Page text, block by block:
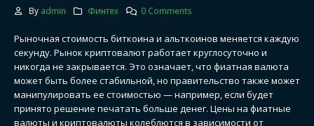
By admin Финтех 0 Comments
Рыночная стоимость биткоина и альткоинов меняется каждую
секунду. Рынок криптовалют работает круглосуточно и
никогда не закрывается. Это означает, что фиатная валюта
может быть более стабильной, но правительство также может
манипулировать ее стоимостью — например, если будет
принято решение печатать больше денег. Цены на фиатные
валюты и криптовалюты колеблются в зависимости от